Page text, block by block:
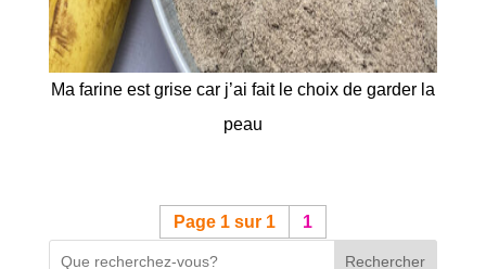
Ma farine est grise car j’ai fait le choix de garder la
peau
Page 1 sur 1 1
Rechercher